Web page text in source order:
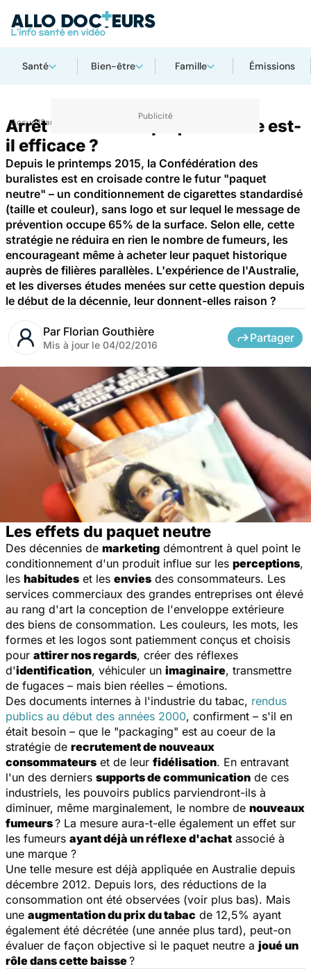
Santé Bien-être Famille Émissions
AccueilSanté
Arrêt du tabac : le paquet neutre est-
il efficace ?
Depuis le printemps 2015, la Confédération des
buralistes est en croisade contre le futur "paquet
neutre" – un conditionnement de cigarettes standardisé
(taille et couleur), sans logo et sur lequel le message de
prévention occupe 65% de la surface. Selon elle, cette
stratégie ne réduira en rien le nombre de fumeurs, les
encourageant même à acheter leur paquet historique
auprès de filières parallèles. L'expérience de l'Australie,
et les diverses études menées sur cette question depuis
le début de la décennie, leur donnent-elles raison ?
Par Florian Gouthière
Mis à jour le 04/02/2016
Partager
Les effets du paquet neutre
Des décennies de marketing démontrent à quel point le
conditionnement d'un produit influe sur les perceptions,
les habitudes et les envies des consommateurs. Les
services commerciaux des grandes entreprises ont élevé
au rang d'art la conception de l'enveloppe extérieure
des biens de consommation. Les couleurs, les mots, les
formes et les logos sont patiemment conçus et choisis
pour attirer nos regards, créer des réflexes
d'identification, véhiculer un imaginaire, transmettre
de fugaces – mais bien réelles – émotions.
Des documents internes à l'industrie du tabac, rendus
publics au début des années 2000, confirment – s'il en
était besoin – que le "packaging" est au coeur de la
stratégie de recrutement de nouveaux
consommateurs et de leur fidélisation. En entravant
l'un des derniers supports de communication de ces
industriels, les pouvoirs publics parviendront-ils à
diminuer, même marginalement, le nombre de nouveaux
fumeurs? La mesure aura-t-elle également un effet sur
les fumeurs ayant déjà un réflexe d'achat associé à
une marque ?
Une telle mesure est déjà appliquée en Australie depuis
décembre 2012. Depuis lors, des réductions de la
consommation ont été observées (voir plus bas). Mais
une augmentation du prix du tabac de 12,5% ayant
également été décrétée (une année plus tard), peut-on
évaluer de façon objective si le paquet neutre a joué un
rôle dans cette baisse?